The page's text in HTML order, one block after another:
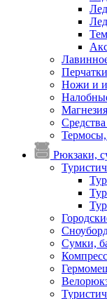
Ножи и
Термосы,
Рюкзаки,
Сумки,